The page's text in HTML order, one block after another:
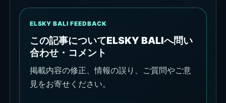
ELSKY BALI FEEDBACK
この記事についてELSKY BALIへ問い
合わせ・コメント
掲載内容の修正、情報の誤り、ご質問やご意
見をお寄せください。